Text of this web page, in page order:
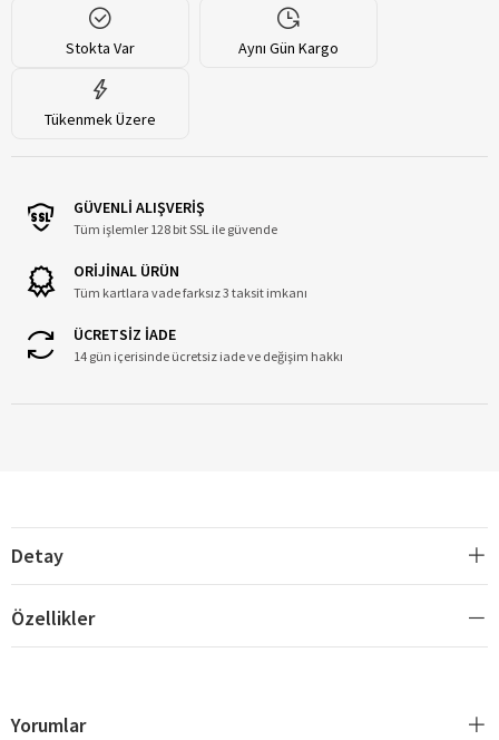
Stokta Var Aynı Gün Kargo
Tükenmek Üzere
GÜVENLİ ALIŞVERİŞ
Tüm işlemler 128 bit SSL ile güvende
ORİJİNAL ÜRÜN
Tüm kartlara vade farksız 3 taksit imkanı
ÜCRETSİZ İADE
14 gün içerisinde ücretsiz iade ve değişim hakkı
Detay
Özellikler
Yorumlar